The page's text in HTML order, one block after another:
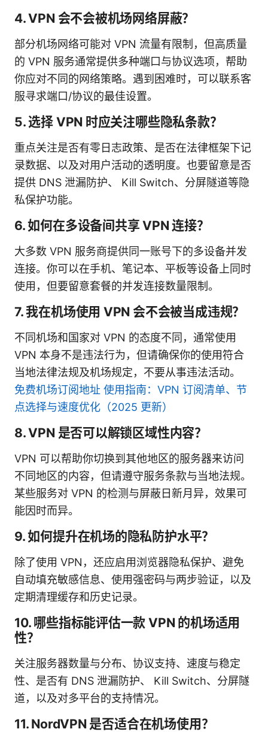
4. VPN 会不会被机场网络屏蔽？
部分机场网络可能对 VPN 流量有限制，但高质量
的 VPN 服务通常提供多种端口与协议选项，帮助
你应对不同的网络策略。遇到困难时，可以联系客
服寻求端口/协议的最佳设置。
5. 选择 VPN 时应关注哪些隐私条款？
重点关注是否有零日志政策、是否在法律框架下记
录数据、以及对用户活动的透明度。也要留意是否
提供 DNS 泄漏防护、 Kill Switch、分屏隧道等隐
私保护功能。
6. 如何在多设备间共享 VPN 连接？
大多数 VPN 服务商提供同一账号下的多设备并发
连接。你可以在手机、笔记本、平板等设备上同时
使用，但要留意套餐的并发连接数量限制。
7. 我在机场使用 VPN 会不会被当成违规？
不同机场和国家对 VPN 的态度不同，通常使用
VPN 本身不是违法行为，但请确保你的使用符合
当地法律法规及机场规定，不要从事违法活动。
免费机场订阅地址 使用指南：VPN 订阅清单、节
点选择与速度优化（2025 更新）
8. VPN 是否可以解锁区域性内容？
VPN 可以帮助你切换到其他地区的服务器来访问
不同地区的内容，但请遵守服务条款与当地法规。
某些服务对 VPN 的检测与屏蔽日新月异，效果可
能因时而异。
9. 如何提升在机场的隐私防护水平？
除了使用 VPN，还应启用浏览器隐私保护、避免
自动填充敏感信息、使用强密码与两步验证，以及
定期清理缓存和历史记录。
10. 哪些指标能评估一款 VPN 的机场适用
性？
关注服务器数量与分布、协议支持、速度与稳定
性、是否有 DNS 泄漏防护、 Kill Switch、分屏隧
道，以及对多平台的支持情况。
11. NordVPN 是否适合在机场使用？